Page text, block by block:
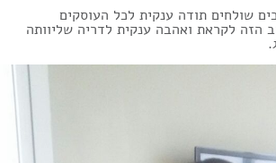
שולחים תודה ענקית לכל העוסקים
הזה לקראת ואהבה ענקית לדריה שליוותה